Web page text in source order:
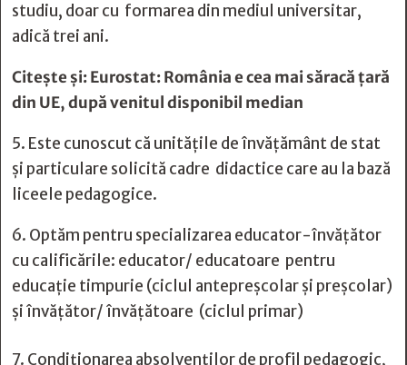
studiu, doar cu formarea din mediul universitar,
adică trei ani.
Citește și:Eurostat: România e cea mai săracă țară
din UE, după venitul disponibil median
5. Este cunoscut că unitățile de învățământ de stat
și particulare solicită cadre didactice care au la bază
liceele pedagogice.
6. Optăm pentru specializarea educator-învățător
cu calificările: educator/ educatoare pentru
educație timpurie (ciclul antepreșcolar și preșcolar)
și învățător/ învățătoare (ciclul primar)
7. Condiționarea absolvenților de profil pedagogic,